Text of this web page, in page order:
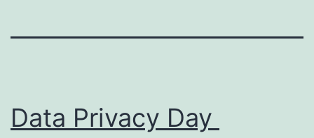
Data Privacy Day